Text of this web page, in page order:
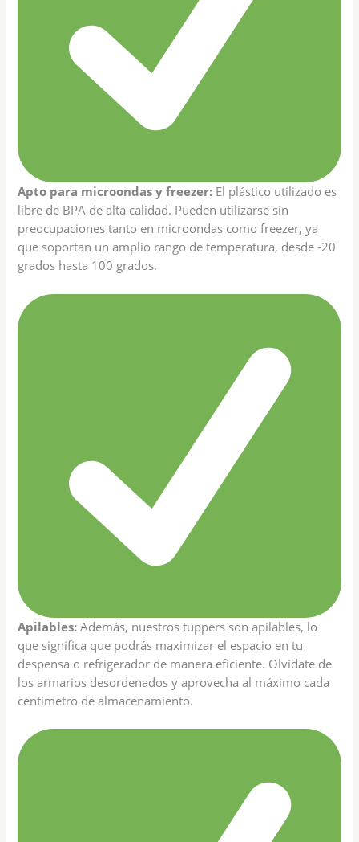
Apto para microondas y freezer: El plástico utilizado es
libre de BPA de alta calidad. Pueden utilizarse sin
preocupaciones tanto en microondas como freezer, ya
que soportan un amplio rango de temperatura, desde -20
grados hasta 100 grados.
Apilables: Además, nuestros tuppers son apilables, lo
que significa que podrás maximizar el espacio en tu
despensa o refrigerador de manera eficiente. Olvídate de
los armarios desordenados y aprovecha al máximo cada
centímetro de almacenamiento.